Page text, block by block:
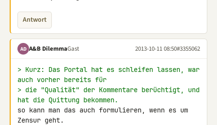
Antwort
AD A&B DilemmaGast 2013-10-11 08:50#3355062
> Kurz: Das Portal hat es schleifen lassen, war
auch vorher bereits für
> die "Qualität" der Kommentare berüchtigt, und
hat die Quittung bekommen.
so kann man das auch formulieren, wenn es um
Zensur geht.